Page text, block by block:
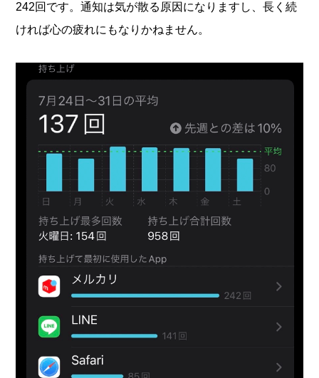
242回です。通知は気が散る原因になりますし、長く続
ければ心の疲れにもなりかねません。